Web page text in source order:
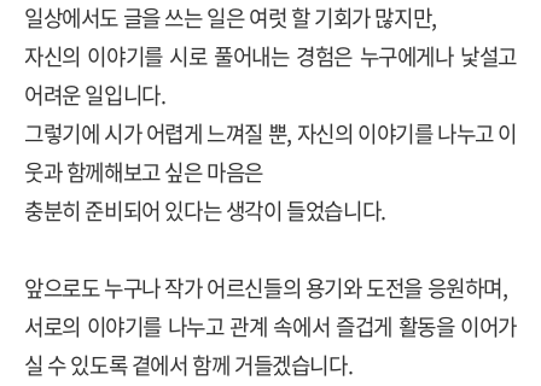
일상에서도 글을 쓰는 일은 여럿 할 기회가 많지만,
자신의 이야기를 시로 풀어내는 경험은 누구에게나 낯설고
어려운 일입니다.
그렇기에 시가 어렵게 느껴질 뿐, 자신의 이야기를 나누고 이
웃과 함께해보고 싶은 마음은
충분히 준비되어 있다는 생각이 들었습니다.
앞으로도 누구나 작가 어르신들의 용기와 도전을 응원하며,
서로의 이야기를 나누고 관계 속에서 즐겁게 활동을 이어가
실 수 있도록 곁에서 함께 거들겠습니다.